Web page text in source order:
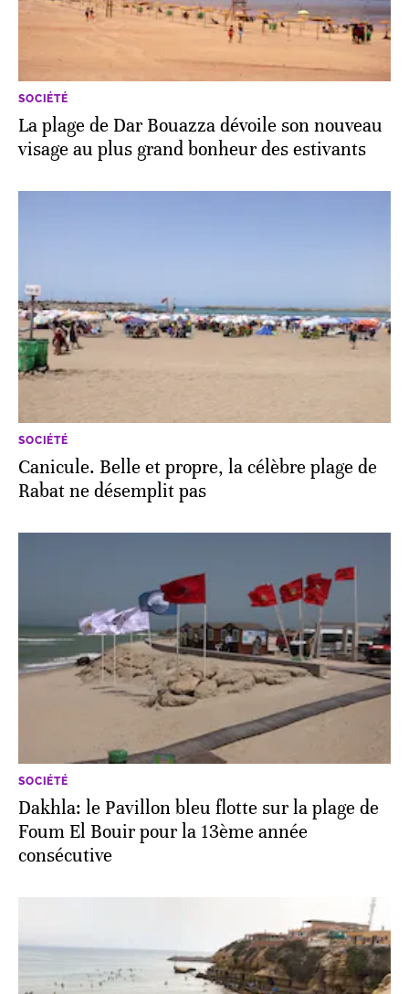
SOCIÉTÉ
La plage de Dar Bouazza dévoile son nouveau
visage au plus grand bonheur des estivants
SOCIÉTÉ
Canicule. Belle et propre, la célèbre plage de
Rabat ne désemplit pas
SOCIÉTÉ
Dakhla: le Pavillon bleu flotte sur la plage de
Foum El Bouir pour la 13ème année
consécutive